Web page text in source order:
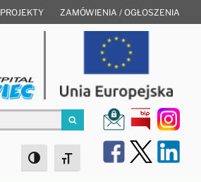
PROJEKTY ZAMÓWIENIA / OGŁOSZENIA
Szukaj
Toggle High Contrast
Toggle Font size